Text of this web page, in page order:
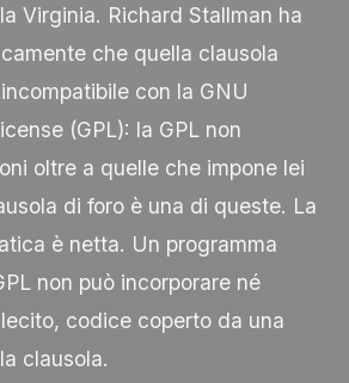
Virginia. Richard Stallman ha
che quella clausola
con la GNU
(GPL): la GPL non
oltre a quelle che impone lei
di foro è una di queste. La
è netta. Un programma
non può incorporare né
codice coperto da una
clausola.